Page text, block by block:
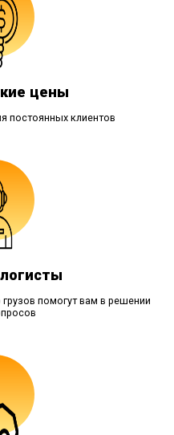
цены
постоянных клиентов
помогут вам в решении